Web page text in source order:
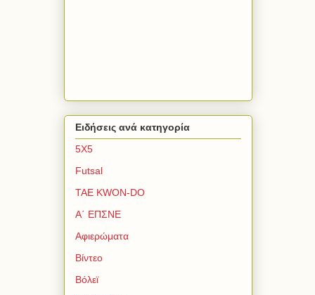
Ειδήσεις ανά κατηγορία
5Χ5
Futsal
TAE KWON-DO
Α΄ ΕΠΣΝΕ
Αφιερώματα
Βίντεο
Βόλεϊ